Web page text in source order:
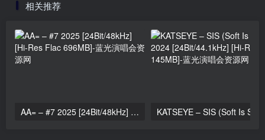
相关推荐
AA= – #7 2025 [24Bit/48kHz] [Hi-Res Flac 696MB]